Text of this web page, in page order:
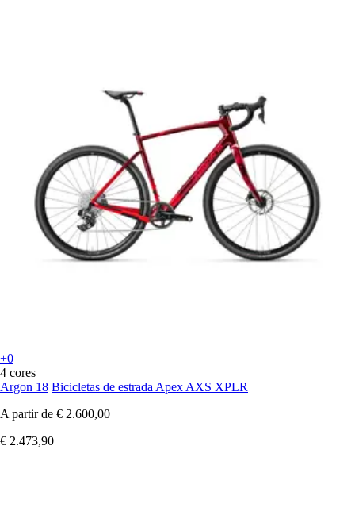
+0
4 cores
Argon 18 Bicicletas de estrada Apex AXS XPLR
A partir de € 2.600,00
€ 2.473,90